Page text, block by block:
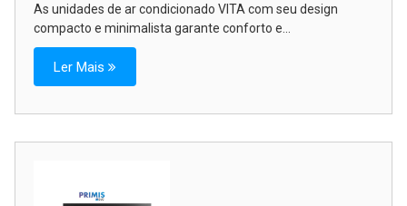
As unidades de ar condicionado VITA com seu design
compacto e minimalista garante conforto e...
Ler Mais